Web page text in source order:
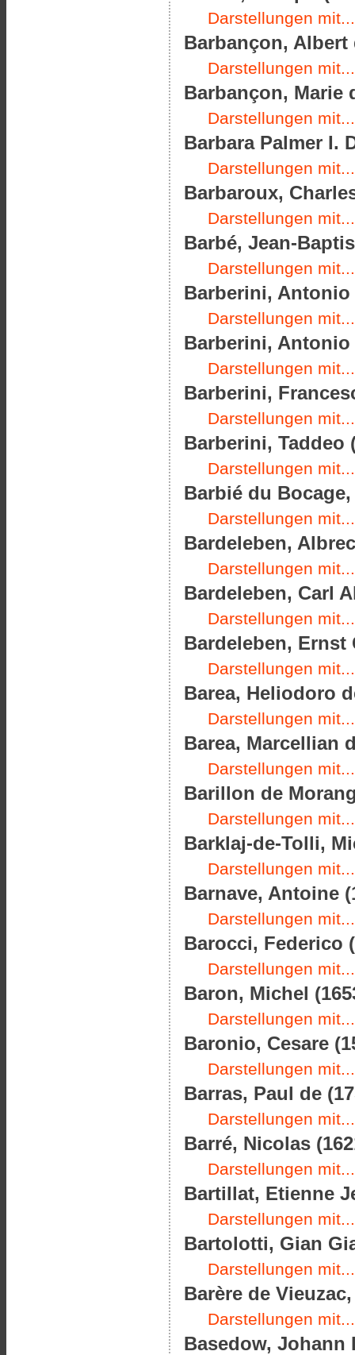
Darstellungen mit...
Barbançon, Albert
Darstellungen mit...
Barbançon, Marie
Darstellungen mit...
Barbara Palmer I.
Darstellungen mit...
Barbaroux,
Darstellungen mit...
Barbé, Jean-
Darstellungen mit...
Barberini, Antonio
Darstellungen mit...
Barberini, Antonio
Darstellungen mit...
Barberini,
Darstellungen mit...
Barberini, Taddeo
Darstellungen mit...
Barbié du Bocage,
Darstellungen mit...
Bardeleben,
Darstellungen mit...
Bardeleben, Carl
Darstellungen mit...
Bardeleben, Ernst
Darstellungen mit...
Barea, Heliodoro
Darstellungen mit...
Barea, Marcellian
Darstellungen mit...
Barillon de
Darstellungen mit...
Barklaj-de-Tolli,
Darstellungen mit...
Barnave, Antoine
Darstellungen mit...
Barocci, Federico
Darstellungen mit...
Baron, Michel
Darstellungen mit...
Baronio, Cesare
Darstellungen mit...
Barras, Paul de
Darstellungen mit...
Barré, Nicolas
Darstellungen mit...
Bartillat, Etienne
Darstellungen mit...
Bartolotti, Gian
Darstellungen mit...
Barère de
Darstellungen mit...
Basedow, Johann